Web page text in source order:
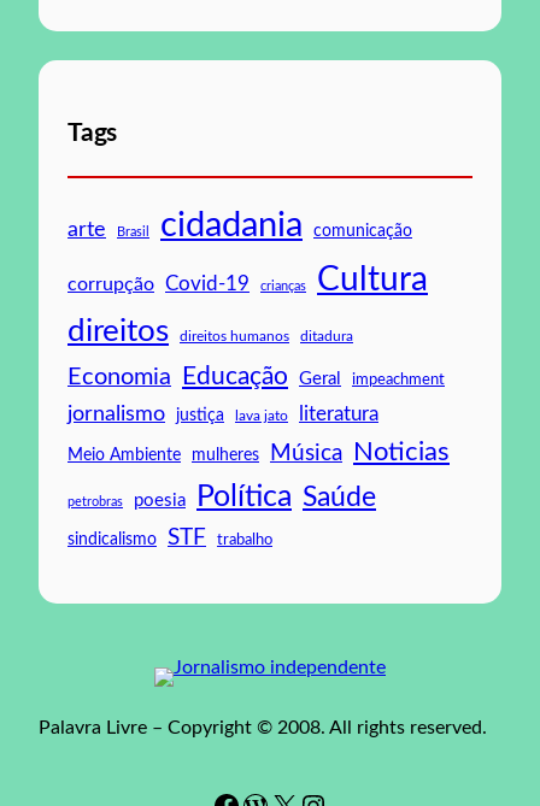
Tags
arte Brasil cidadania comunicação
corrupção Covid-19 crianças Cultura
direitos direitos humanos ditadura
Economia Educação Geral impeachment
jornalismo justiça lava jato literatura
Meio Ambiente mulheres Música Noticias
petrobras poesia Política Saúde
sindicalismo STF trabalho
Palavra Livre – Copyright © 2008. All rights reserved.